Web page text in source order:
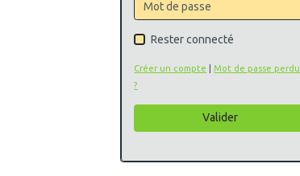
Rester connecté
Créer un compte
Mot de passe perdu
?
Valider